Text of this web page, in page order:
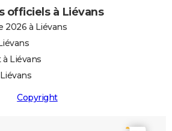
officiels à Liévans
2026 à Liévans
Liévans
Copyright